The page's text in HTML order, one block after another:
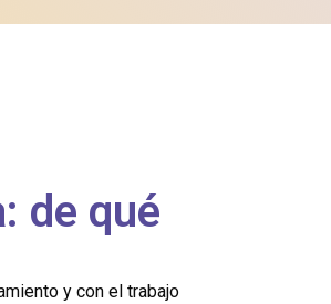
de qué
y con el trabajo